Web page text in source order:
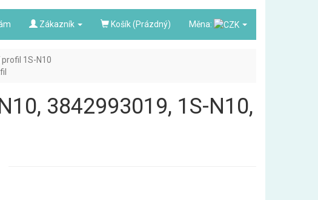
Zákazník Košík (Prázdný) Měna:
profil 1S-N10
3842993019, 1S-N10,